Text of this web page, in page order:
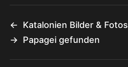
←
Katalonien Bilder & Fotos
→ Papagei gefunden